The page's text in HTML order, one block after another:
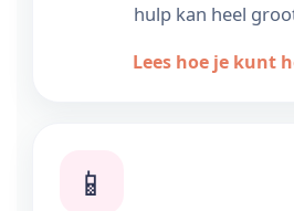
hulp kan heel
Lees hoe je kunt
📱